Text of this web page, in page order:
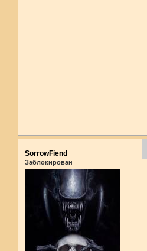
SorrowFiend
Заблокирован